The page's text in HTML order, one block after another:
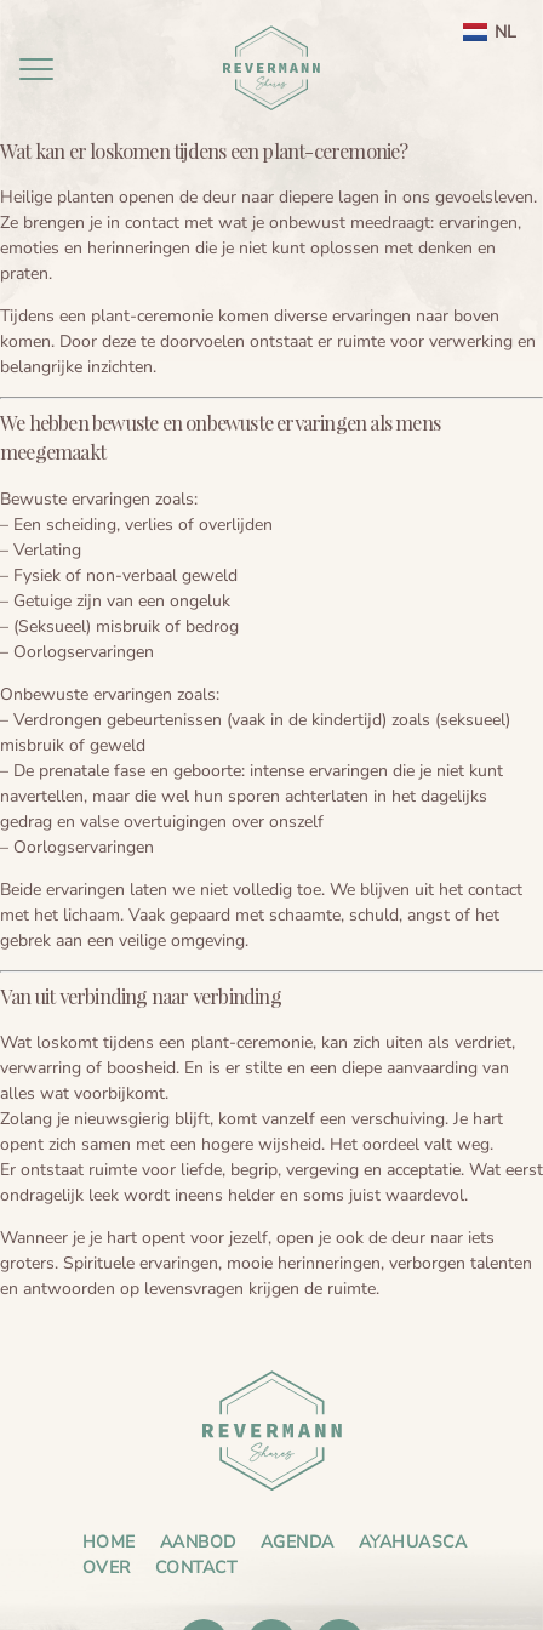
NL
EN
Home
aanbod
Leela therapie
Ayahuasca integratie
Ayahuasca
Ayahuasca informatie
Ayahuasca veiligheid
Voorbereiding
Over
Reviews
Blogs
De cirkel van het leven
Wat kan er loskomen tijdens een plant-ceremonie?
Heilige planten openen de deur naar diepere lagen in ons gevoelsleven.
Ze brengen je in contact met wat je onbewust meedraagt: ervaringen,
emoties en herinneringen die je niet kunt oplossen met denken en
praten.
Tijdens een plant-ceremonie komen diverse ervaringen naar boven
komen. Door deze te doorvoelen ontstaat er ruimte voor verwerking en
belangrijke inzichten.
We hebben bewuste en onbewuste ervaringen als mens
meegemaakt
Bewuste ervaringen zoals:
– Een scheiding, verlies of overlijden
– Verlating
– Fysiek of non-verbaal geweld
– Getuige zijn van een ongeluk
– (Seksueel) misbruik of bedrog
– Oorlogservaringen
Onbewuste ervaringen zoals:
– Verdrongen gebeurtenissen (vaak in de kindertijd) zoals (seksueel)
misbruik of geweld
– De prenatale fase en geboorte: intense ervaringen die je niet kunt
navertellen, maar die wel hun sporen achterlaten in het dagelijks
gedrag en valse overtuigingen over onszelf
– Oorlogservaringen
Beide ervaringen laten we niet volledig toe. We blijven uit het contact
met het lichaam. Vaak gepaard met schaamte, schuld, angst of het
gebrek aan een veilige omgeving.
Van uit verbinding naar verbinding
Wat loskomt tijdens een plant-ceremonie, kan zich uiten als verdriet,
verwarring of boosheid. En is er stilte en een diepe aanvaarding van
alles wat voorbijkomt.
Zolang je nieuwsgierig blijft, komt vanzelf een verschuiving. Je hart
opent zich samen met een hogere wijsheid. Het oordeel valt weg.
Er ontstaat ruimte voor liefde, begrip, vergeving en acceptatie. Wat eerst
ondragelijk leek wordt ineens helder en soms juist waardevol.
Wanneer je je hart opent voor jezelf, open je ook de deur naar iets
groters. Spirituele ervaringen, mooie herinneringen, verborgen talenten
en antwoorden op levensvragen krijgen de ruimte.
HOME AANBOD AGENDA
AYAHUASCA
OVER
CONTACT